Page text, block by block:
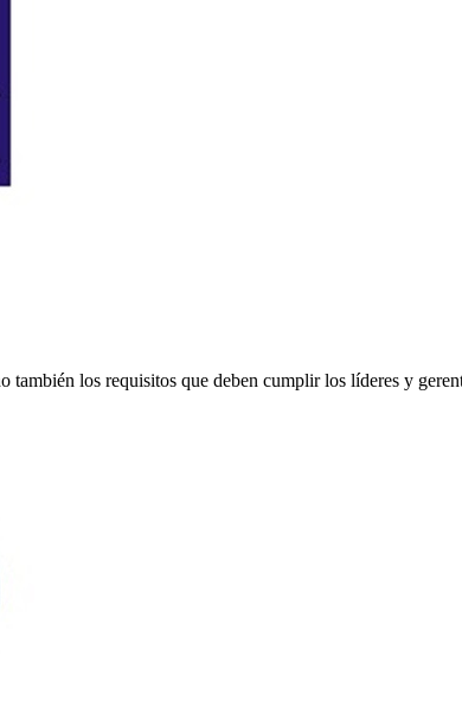
los requisitos que deben cumplir los líderes y